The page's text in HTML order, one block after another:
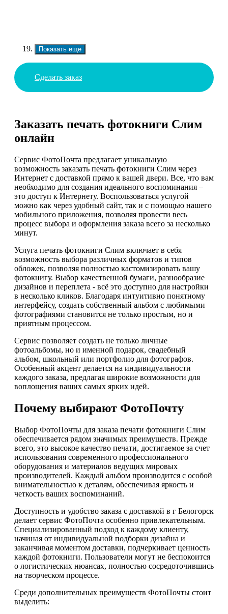
Показать еще
Сделать заказ
Заказать печать фотокниги Слим
онлайн
Сервис ФотоПочта предлагает уникальную
возможность заказать печать фотокниги Слим через
Интернет с доставкой прямо к вашей двери. Все, что вам
необходимо для создания идеального воспоминания –
это доступ к Интернету. Воспользоваться услугой
можно как через удобный сайт, так и с помощью нашего
мобильного приложения, позволяя провести весь
процесс выбора и оформления заказа всего за несколько
минут.
Услуга печать фотокниги Слим включает в себя
возможность выбора различных форматов и типов
обложек, позволяя полностью кастомизировать вашу
фотокнигу. Выбор качественной бумаги, разнообразие
дизайнов и переплета - всё это доступно для настройки
в несколько кликов. Благодаря интуитивно понятному
интерфейсу, создать собственный альбом с любимыми
фотографиями становится не только простым, но и
приятным процессом.
Сервис позволяет создать не только личные
фотоальбомы, но и именной подарок, свадебный
альбом, школьный или портфолио для фотографов.
Особенный акцент делается на индивидуальности
каждого заказа, предлагая широкие возможности для
воплощения ваших самых ярких идей.
Почему выбирают ФотоПочту
Выбор ФотоПочты для заказа печати фотокниги Слим
обеспечивается рядом значимых преимуществ. Прежде
всего, это высокое качество печати, достигаемое за счет
использования современного профессионального
оборудования и материалов ведущих мировых
производителей. Каждый альбом производится с особой
внимательностью к деталям, обеспечивая яркость и
четкость ваших воспоминаний.
Доступность и удобство заказа с доставкой в г Белогорск
делает сервис ФотоПочта особенно привлекательным.
Специализированный подход к каждому клиенту,
начиная от индивидуальной подборки дизайна и
заканчивая моментом доставки, подчеркивает ценность
каждой фотокниги. Пользователи могут не беспокоится
о логистических нюансах, полностью сосредоточившись
на творческом процессе.
Среди дополнительных преимуществ ФотоПочты стоит
выделить: